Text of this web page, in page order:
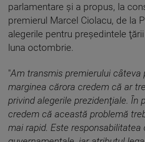
parlamentare şi a propus, la
premierul Marcel Ciolacu, de la
alegerile pentru preşedintele
luna octombrie.
"Am transmis premierului câteva
marginea cărora credem că ar
privind alegerile prezidenţiale. În
credem că această problemă
mai rapid. Este responsabilitatea